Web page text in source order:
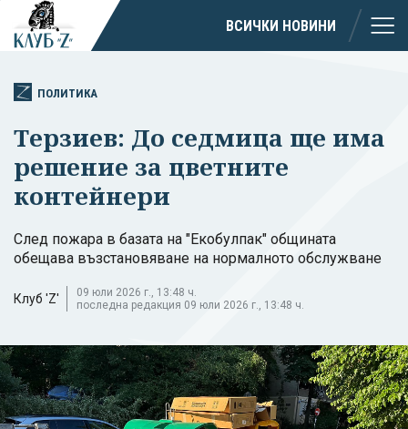
ВСИЧКИ НОВИНИ
ПОЛИТИКА
Терзиев: До седмица ще има
решение за цветните
контейнери
След пожара в базата на "Екобулпак" общината
обещава възстановяване на нормалното обслужване
Клуб 'Z'
09 юли 2026 г., 13:48 ч.
последна редакция 09 юли 2026 г., 13:48 ч.